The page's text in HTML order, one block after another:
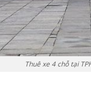
Thuê xe 4 chỗ tại